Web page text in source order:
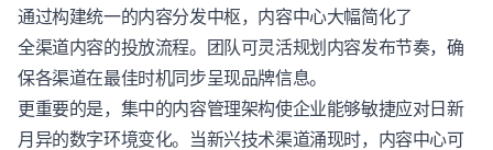
通过构建统一的内容分发中枢，内容中心大幅简化了
全渠道内容的投放流程。团队可灵活规划内容发布节奏，确
保各渠道在最佳时机同步呈现品牌信息。
更重要的是，集中的内容管理架构使企业能够敏捷应对日新
月异的数字环境变化。当新兴技术渠道涌现时，内容中心可